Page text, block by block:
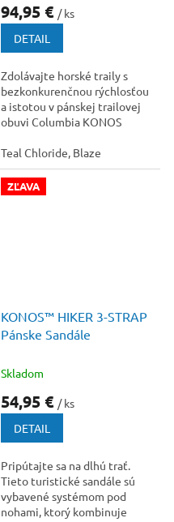
94,95 € / ks
DETAIL
Zdolávajte horské traily s
bezkonkurenčnou rýchlosťou
a istotou v pánskej trailovej
obuvi Columbia KONOS
dynamický dravec...
Teal Chloride, Blaze
ZĽAVA
KONOS™ HIKER 3-STRAP
Pánske Sandále
Skladom
54,95 € / ks
DETAIL
Pripútajte sa na dlhú trať.
Tieto turistické sandále sú
vybavené systémom pod
nohami, ktorý kombinuje